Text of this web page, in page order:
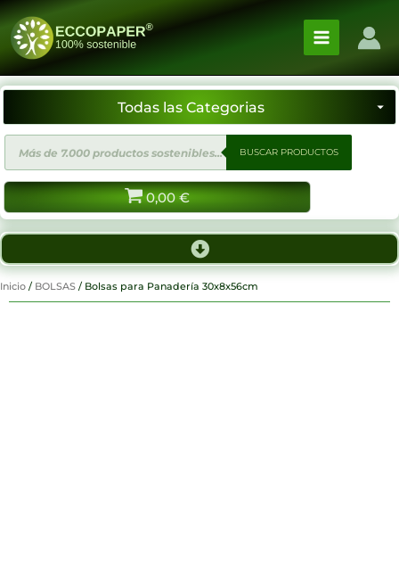
Ir
contenido
de
productos
BUSCAR PRODUCTOS
0,00 €
Inicio / BOLSAS / Bolsas para Panadería 30x8x56cm